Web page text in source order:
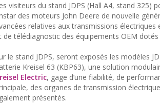
visiteurs du stand JDPS (Hall A4, stand
des moteurs John Deere de nouvelle
relatives aux transmissions
de télédiagnostic des équipements OEM dotés
le stand JDPS, seront exposés les modèles
Kreisel 63 (KBP63), une solution
Electric, gage d’une fiabilité, de
des organes de transmission
présentés.